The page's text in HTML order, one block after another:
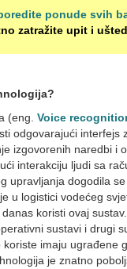
ponude svih
zatražite upit i
(eng.Voice
odgovarajući interfejs
izgovorenih naredbi i
interakciju ljudi sa
upravljanja dogodila
u logistici vodećeg
koristi ovaj
sustavi i drugi
imaju ugrađene
je znatno